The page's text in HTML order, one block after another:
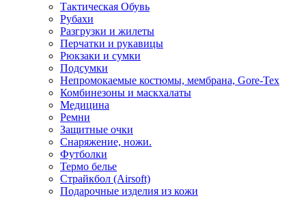
Тактическая Обувь
Рубахи
Разгрузки и жилеты
Перчатки и рукавицы
Рюкзаки и сумки
Подсумки
Непромокаемые костюмы, мембрана, Gore-Tex
Комбинезоны и маскхалаты
Медицина
Ремни
Защитные очки
Снаряжение, ножи.
Футболки
Термо белье
Страйкбол (Airsoft)
Подарочные изделия из кожи